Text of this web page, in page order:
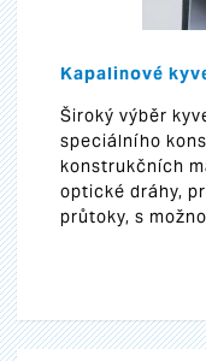
Kapalinové
Široký výběr
speciálního
konstrukčních
optické dráhy,
průtoky, s